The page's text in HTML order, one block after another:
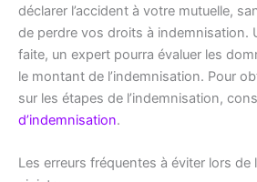
déclarer l’accident à votre mutuelle,
de perdre vos droits à indemnisation.
faite, un expert pourra évaluer les
le montant de l’indemnisation. Pour
sur les étapes de l’indemnisation,
d’indemnisation.
Les erreurs fréquentes à éviter lors de